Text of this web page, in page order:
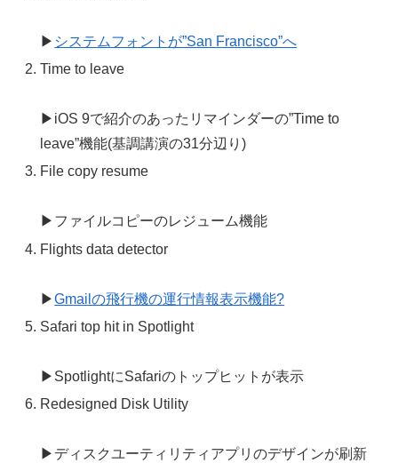
▶ システムフォントが”San Francisco”へ
Time to leave
▶iOS 9で紹介のあったリマインダーの”Time to
leave”機能(基調講演の31分辺り)
File copy resume
▶ファイルコピーのレジューム機能
Flights data detector
▶Gmailの飛行機の運行情報表示機能?
Safari top hit in Spotlight
▶SpotlightにSafariのトップヒットが表示
Redesigned Disk Utility
▶ディスクユーティリティアプリのデザインが刷新